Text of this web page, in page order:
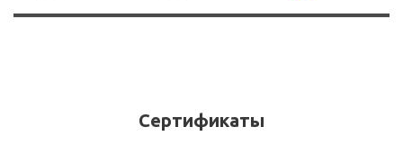
Сертификаты